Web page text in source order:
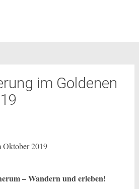
im Goldenen
Oktober 2019
– Wandern und erleben!